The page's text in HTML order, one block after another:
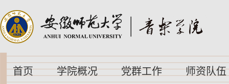
首页 学院概况 党群工作 师资队伍